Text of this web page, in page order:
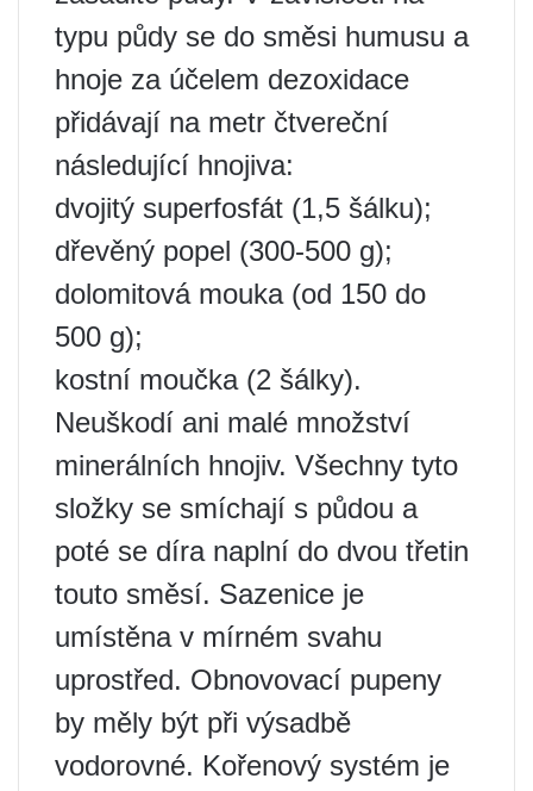
typu půdy se do směsi humusu a
hnoje za účelem dezoxidace
přidávají na metr čtvereční
následující hnojiva:
dvojitý superfosfát (1,5 šálku);
dřevěný popel (300-500 g);
dolomitová mouka (od 150 do
500 g);
kostní moučka (2 šálky).
Neuškodí ani malé množství
minerálních hnojiv. Všechny tyto
složky se smíchají s půdou a
poté se díra naplní do dvou třetin
touto směsí. Sazenice je
umístěna v mírném svahu
uprostřed. Obnovovací pupeny
by měly být při výsadbě
vodorovné. Kořenový systém je